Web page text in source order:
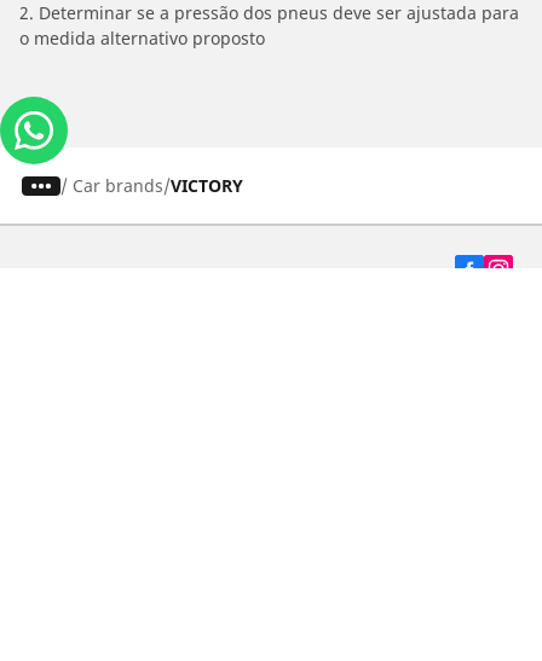
2. Determinar se a pressão dos pneus deve ser ajustada para
o medida alternativo proposto
/ Car brands VICTORY